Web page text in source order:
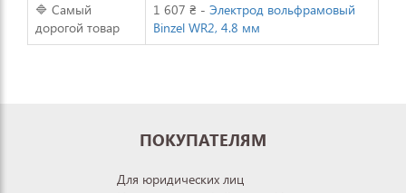
🔷 Самый
дорогой товар
1 607 ₴ - Электрод вольфрамовый
Binzel WR2, 4.8 мм
ПОКУПАТЕЛЯМ
Для юридических лиц